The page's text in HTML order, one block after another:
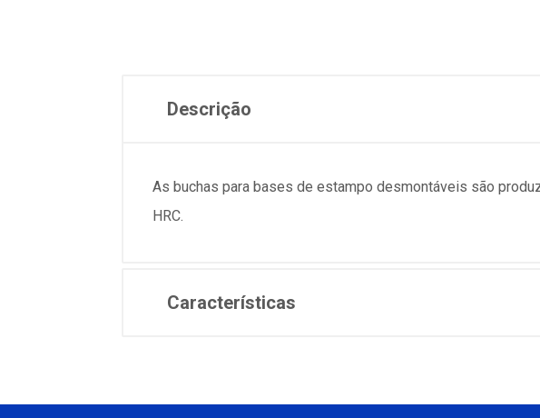
Descrição
As buchas para bases de estampo desmontáveis são
HRC.
Características